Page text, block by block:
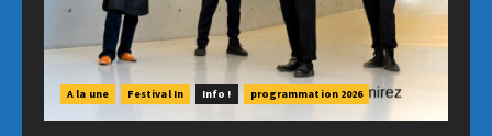
A la une Festival In Info ! programmation 2026